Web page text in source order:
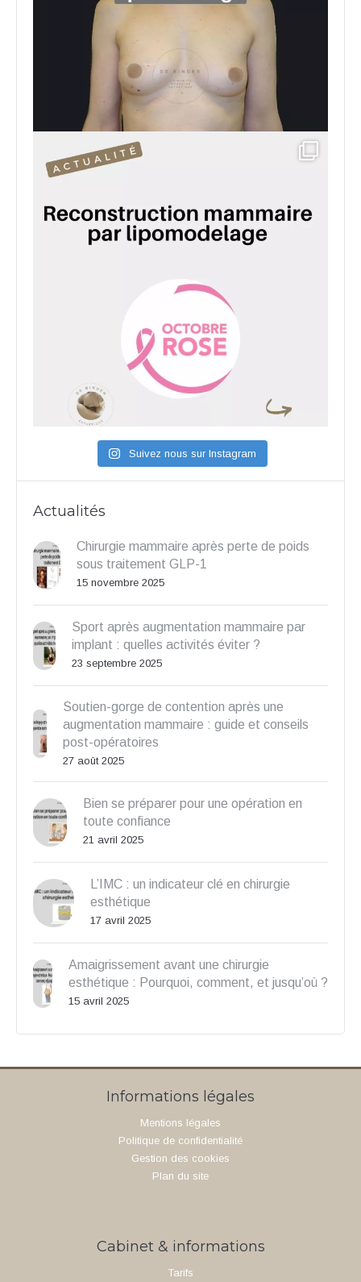
Suivez nous sur Instagram
Actualités
Chirurgie mammaire après perte de poids
sous traitement GLP-1
15 novembre 2025
Sport après augmentation mammaire par
implant : quelles activités éviter ?
23 septembre 2025
Soutien-gorge de contention après une
augmentation mammaire : guide et conseils
post-opératoires
27 août 2025
Bien se préparer pour une opération en
toute confiance
21 avril 2025
L’IMC : un indicateur clé en chirurgie
esthétique
17 avril 2025
Amaigrissement avant une chirurgie
esthétique : Pourquoi, comment, et jusqu’où ?
15 avril 2025
Informations légales
Mentions légales
Politique de confidentialité
Gestion des cookies
Plan du site
Cabinet & informations
Tarifs